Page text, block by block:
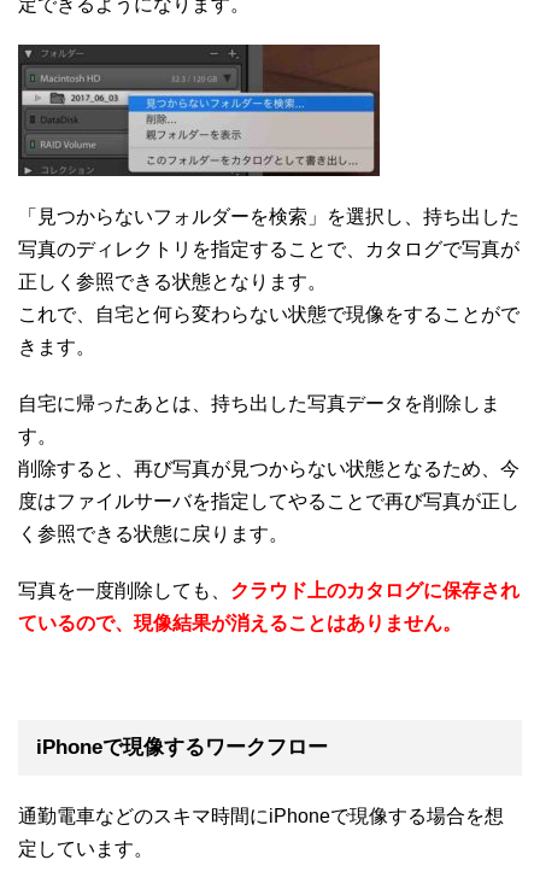
「見つからないフォルダーを検索」を選択し、持ち出した
写真のディレクトリを指定することで、カタログで写真が
正しく参照できる状態となります。
これで、自宅と何ら変わらない状態で現像をすることがで
きます。
自宅に帰ったあとは、持ち出した写真データを削除しま
す。
削除すると、再び写真が見つからない状態となるため、今
度はファイルサーバを指定してやることで再び写真が正し
く参照できる状態に戻ります。
写真を一度削除しても、 クラウド上のカタログに保存され
ているので、現像結果が消えることはありません。
iPhoneで現像するワークフロー
通勤電車などのスキマ時間にiPhoneで現像する場合を想
定しています。